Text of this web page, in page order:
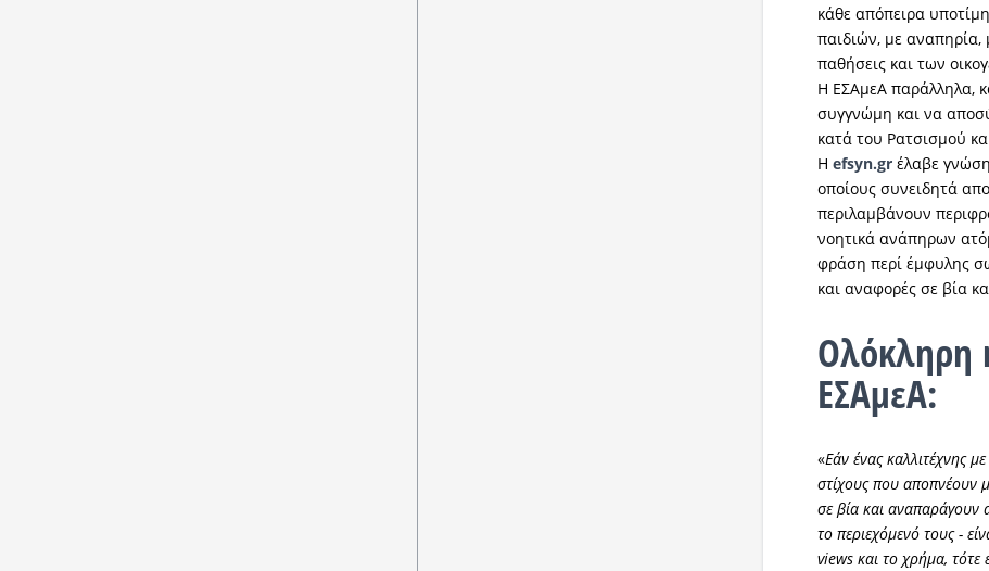
κάθε απόπειρα
παιδιών, με αναπηρία,
παθήσεις και των
Η ΕΣΑμεΑ παράλληλα,
συγγνώμη και να
κατά του Ρατσισμού
Hefsyn.gr έλαβε
οποίους συνειδητά
περιλαμβάνουν
νοητικά ανάπηρων
φράση περί έμφυλης
και αναφορές σε βία
Ολόκληρη
ΕΣΑμεΑ:
«Εάν ένας καλλιτέχνης
στίχους που αποπνέουν
σε βία και αναπαράγουν
το περιεχόμενό τους -
views και το χρήμα, τότε